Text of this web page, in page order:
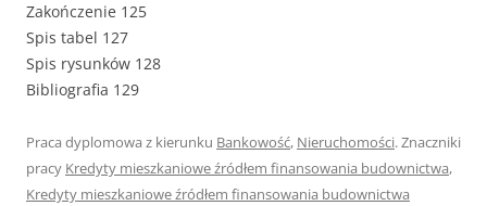
Zakończenie 125
Spis tabel 127
Spis rysunków 128
Bibliografia 129
Praca dyplomowa z kierunku Bankowość, Nieruchomości. Znaczniki
pracy Kredyty mieszkaniowe źródłem finansowania budownictwa,
Kredyty mieszkaniowe źródłem finansowania budownictwa